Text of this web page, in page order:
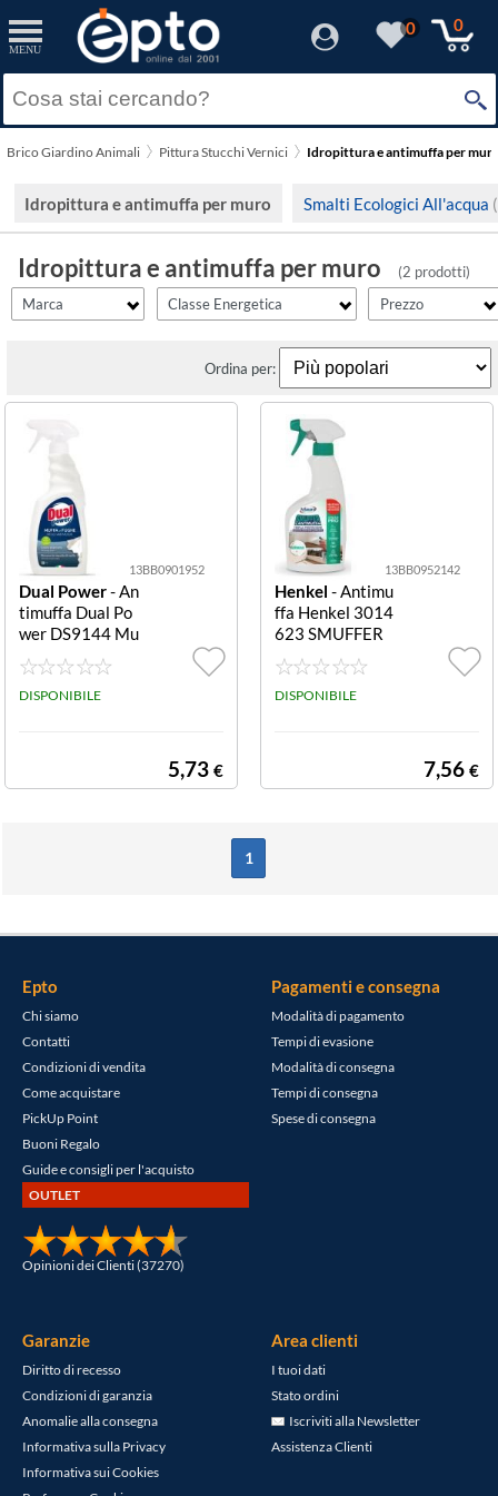
MENU
0 0
Brico Giardino Animali Pittura Stucchi Vernici Idropittura e antimuffa per
Idropittura e antimuffa per muro Smalti Ecologici All'acqua
Idropittura e antimuffa per muro
(2 prodotti)
Marca
filter_id
Henkel
Resetta
Classe Energetica
filtro_energy Resetta
Prezzo
filter_fprezzo
Prezzo minimo
Resetta
filter_adds
Solo Promozioni
Visualizza solo le Novità
Resetta
Ordina per:
13BB0901952
Dual Power- An
timuffa Dual Po
wer DS9144 Mu
ffa e Fughe Muff
a e Fughe
DISPONIBILE
5,73 €
13BB0952142
Henkel - Antimu
ffa Henkel 3014
623 SMUFFER
DISPONIBILE
7,56 €
1
Epto
Chi siamo
Contatti
Condizioni di vendita
Come acquistare
PickUp Point
Buoni Regalo
Guide e consigli per l'acquisto
OUTLET
Opinioni dei Clienti (37270)
Pagamenti e consegna
Modalità di pagamento
Tempi di evasione
Modalità di consegna
Tempi di consegna
Spese di consegna
Garanzie
Diritto di recesso
Condizioni di garanzia
Anomalie alla consegna
Informativa sulla Privacy
Informativa sui Cookies
Area clienti
I tuoi dati
Stato ordini
Iscriviti alla Newsletter
Assistenza Clienti